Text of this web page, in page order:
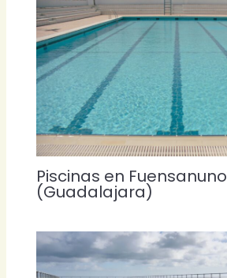
Piscinas en Fuensanuno
(Guadalajara)